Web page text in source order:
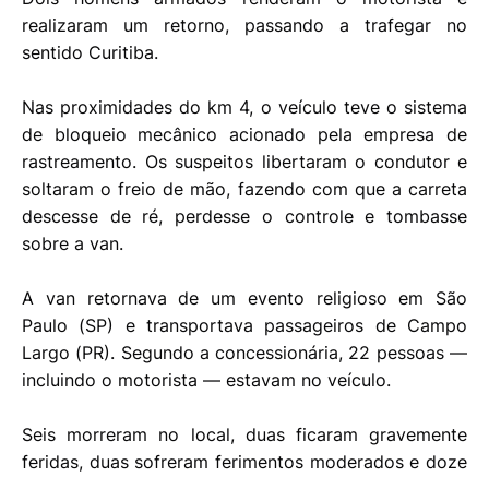
realizaram um retorno, passando a trafegar no
sentido Curitiba.
Nas proximidades do km 4, o veículo teve o sistema
de bloqueio mecânico acionado pela empresa de
rastreamento. Os suspeitos libertaram o condutor e
soltaram o freio de mão, fazendo com que a carreta
descesse de ré, perdesse o controle e tombasse
sobre a van.
A van retornava de um evento religioso em São
Paulo (SP) e transportava passageiros de Campo
Largo (PR). Segundo a concessionária, 22 pessoas —
incluindo o motorista — estavam no veículo.
Seis morreram no local, duas ficaram gravemente
feridas, duas sofreram ferimentos moderados e doze